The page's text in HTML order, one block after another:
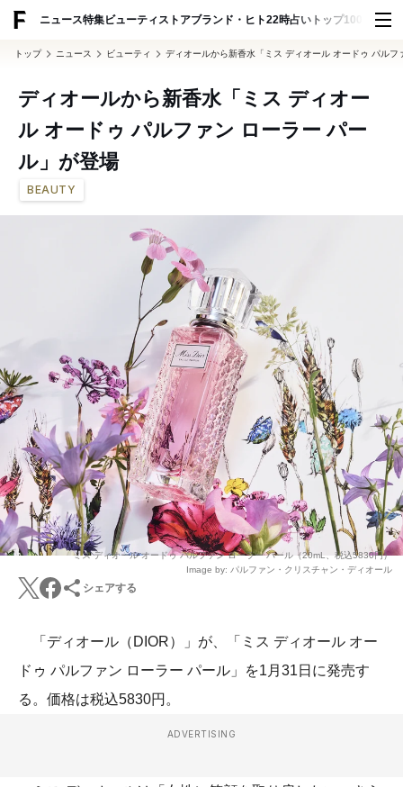
ニュース特集ビューティ ストアブランド・ヒト22時占い トップ100 スナッ
トップ ニュース ビューティ ディオールから新香水「ミス ディオール オードゥ パルフ
ディオールから新香水「ミス ディオー
ル オードゥ パルファン ローラー パー
ル」が登場
BEAUTY
ミス ディオール オードゥ パルファン ローラー パール（20mL、税込5830円）
Image by: パルファン・クリスチャン・ディオール
シェアする
「ディオール（DIOR）」が、「ミス ディオール オー
ドゥ パルファン ローラー パール」を1月31日に発売す
る。価格は税込5830円。
ADVERTISING